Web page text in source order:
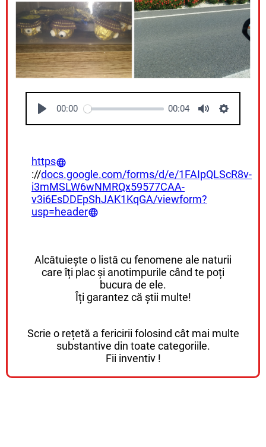
00:00 00:04
https
://docs.google.com/forms/d/e/1FAIpQLScR8v-
i3mMSLW6wNMRQx59577CAA-
v3i6EsDDEpShJAK1KqGA/viewform?
usp=header
Alcătuiește o listă cu fenomene ale naturii
care îți plac și anotimpurile când te poți
bucura de ele.
Îți garantez că știi multe!
Scrie o rețetă a fericirii folosind cât mai multe
substantive din toate categoriile.
Fii inventiv !